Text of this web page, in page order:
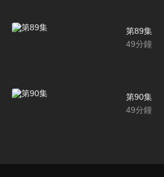
第89集
49分鐘
第90集
49分鐘